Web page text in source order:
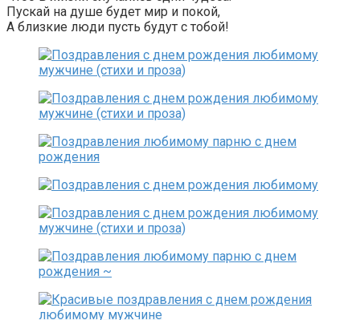
Пускай на душе будет мир и покой,
А близкие люди пусть будут с тобой!